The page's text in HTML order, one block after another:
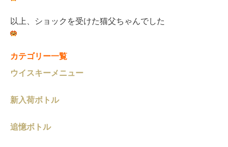
以上、ショックを受けた猫父ちゃんでした
カテゴリー一覧
ウイスキーメニュー
新入荷ボトル
追憶ボトル